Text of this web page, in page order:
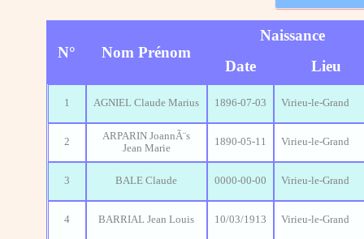
N° Nom Prénom
Naissance
Date
Lieu
1 AGNIEL Claude Marius 1896-07-03 Virieu-le-Grand
2
ARPARIN JoannÃ¨s
Jean Marie
1890-05-11 Virieu-le-Grand
3 BALE Claude 0000-00-00 Virieu-le-Grand
4 BARRIAL Jean Louis 10/03/1913 Virieu-le-Grand